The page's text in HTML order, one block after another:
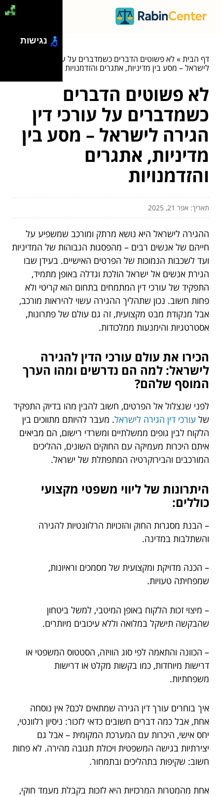
דף הבית»לא פשוטים הדברים כשמדברים על עורכי דין הגירה
לישראל – מסע בין מדיניות, אתגרים והזדמנויות
לא פשוטים הדברים
כשמדברים על עורכי דין
הגירה לישראל – מסע בין
מדיניות, אתגרים
והזדמנויות
תאריך: אפר 21, 2025
ההגירה לישראל היא נושא מרתק ומורכב שמשפיע על
חייהם של אנשים רבים – מהפסגות הגבוהות של המדיניות
ועד לשכבות הנמוכות של הפרטים האישיים. בעידן שבו
הגירת אנשים אל ישראל הולכת וגדלה באופן מתמיד,
התפקיד של עורכי דין המתמחים בתחום הוא קריטי ולא
פחות חשוב. נכון שתהליך ההגירה עשוי להיראות מורכב,
אבל מנקודת מבט מקצועית, זה גם עולם של פתרונות,
אסטרטגיות והימנעות ממלכודות.
הכירו את עולם עורכי הדין להגירה
לישראל: למה הם נדרשים ומהו הערך
המוסף שלהם?
לפני שנצלול אל הפרטים, חשוב להבין מהו בדיוק התפקיד
של עורכי דין הגירה לישראל. מעבר להיותם מתווכים בין
הלקוח לבין גופים ממשלתיים ומשרדי רישום, הם מביאים
איתם היכרות מעמיקה עם החוקים השונים, ההליכים
המורכבים והבירוקרטיה המתפתלת של ישראל.
היתרונות של ליווי משפטי מקצועי
כוללים:
– הבנת מסגרות החוק והזכויות הרלוונטיות להגירה
והשתלבות במדינה.
– הכנה מדויקת ומקצועית של מסמכים וראיונות,
שמפחיתה טעויות.
– מיצוי זכות הלקוח באופן המיטבי, למשל ביטחון
שהבקשה תישקל במלואה וללא עיכובים מיותרים.
– הכוונה והתאמה לפי סוג הוויזה, הסטטוס המשפטי או
דרישות מיוחדות, כמו בקשות מקלט או דרישות
משפחתיות.
איך בוחרים עורך דין הגירה שמתאים לכם? אין נוסחה
אחת, אבל כמה דברים חשובים כדאי לזכור: ניסיון רלוונטי,
יחס אישי, היכרות עם המערכת המקומית – אבל גם
יצירתיות בגישה המשפטית ויכולת תגובה מהירה. לא פחות
חשוב: שקיפות בתהליכים ובתמחור.
אחת מהמטרות המרכזיות היא לזכות בקבלת מעמד חוקי,
נגישות